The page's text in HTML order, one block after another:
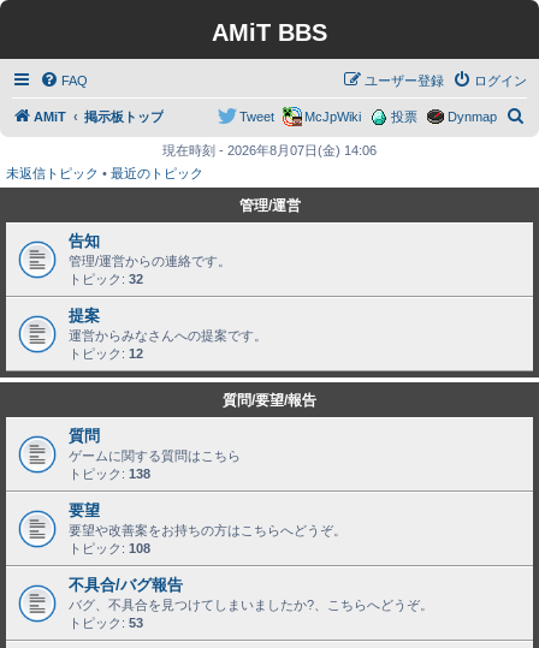
AMiT BBS
FAQ ログイン
ユーザー登録
AMiT 掲示板トップ Dynmap
投票
McJpWiki
Tweet
現在時刻 - 2026年8月07日(金) 14:06
未返信トピック • 最近のトピック
管理/運営
告知
管理/運営からの連絡です。
トピック: 32
提案
運営からみなさんへの提案です。
トピック: 12
質問/要望/報告
質問
ゲームに関する質問はこちら
トピック: 138
要望
要望や改善案をお持ちの方はこちらへどうぞ。
トピック: 108
不具合/バグ報告
バグ、不具合を見つけてしまいましたか?、こちらへどうぞ。
トピック: 53